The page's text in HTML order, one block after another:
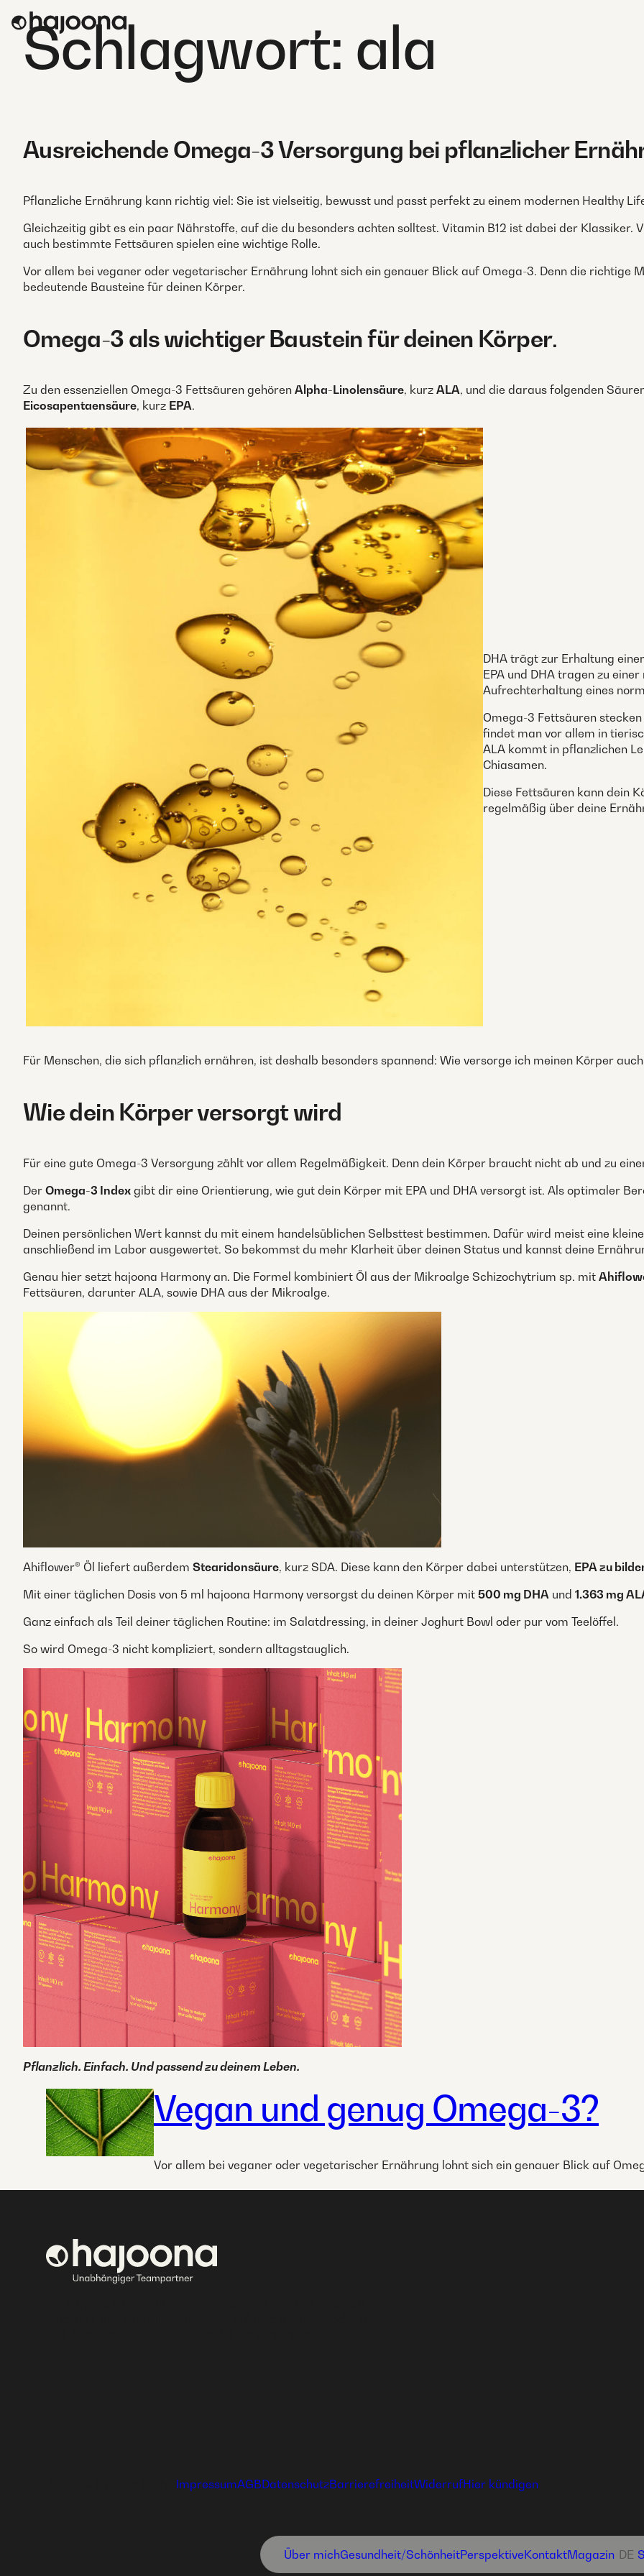
content
Über michGesundheit­/SchönheitPerspektiveKontaktMagazin DE
Schlagwort: ala
Ausreichende Omega-3 Versorgung bei pflanzlicher
Pflanzliche Ernährung kann richtig viel: Sie ist vielseitig, bewusst und passt perfekt zu einem modernen Healthy
Gleichzeitig gibt es ein paar Nährstoffe, auf die du besonders achten solltest. Vitamin B12 ist dabei der Klassiker.
auch bestimmte Fettsäuren spielen eine wichtige Rolle.
Vor allem bei veganer oder vegetarischer Ernährung lohnt sich ein genauer Blick auf Omega-3. Denn die richtige
bedeutende Bausteine für deinen Körper.
Omega-3 als wichtiger Baustein für deinen Körper.
Zu den essenziellen Omega-3 Fettsäuren gehören Alpha-Linolensäure, kurz ALA, und die daraus folgenden
Eicosapentaensäure, kurz EPA.
DHA trägt zur Erhaltung
EPA und DHA tragen zu
Aufrechterhaltung eines
Omega-3 Fettsäuren
findet man vor allem in
ALA kommt in pflanzlichen
Chiasamen.
Diese Fettsäuren kann dein
regelmäßig über deine
Für Menschen, die sich pflanzlich ernähren, ist deshalb besonders spannend: Wie versorge ich meinen Körper
Wie dein Körper versorgt wird
Für eine gute Omega-3 Versorgung zählt vor allem Regelmäßigkeit. Denn dein Körper braucht nicht ab und zu
Der Omega-3 Index gibt dir eine Orientierung, wie gut dein Körper mit EPA und DHA versorgt ist. Als optimaler
genannt.
Deinen persönlichen Wert kannst du mit einem handelsüblichen Selbsttest bestimmen. Dafür wird meist eine
anschließend im Labor ausgewertet. So bekommst du mehr Klarheit über deinen Status und kannst deine
Genau hier setzt hajoona Harmony an. Die Formel kombiniert Öl aus der Mikroalge Schizochytrium sp. mit
Fettsäuren, darunter ALA, sowie DHA aus der Mikroalge.
Ahiflower® Öl liefert außerdem Stearidonsäure, kurz SDA. Diese kann den Körper dabei unterstützen, EPA zu
Mit einer täglichen Dosis von 5 ml hajoona Harmony versorgst du deinen Körper mit 500 mg DHA und 1.363 mg
Ganz einfach als Teil deiner täglichen Routine: im Salatdressing, in deiner Joghurt Bowl oder pur vom Teelöffel.
So wird Omega-3 nicht kompliziert, sondern alltagstauglich.
Pflanzlich. Einfach. Und passend zu deinem Leben.
Vegan und genug Omega-3?
Vor allem bei veganer oder vegetarischer Ernährung lohnt sich ein genauer Blick auf
ImpressumAGBDatenschutzBarrierefreiheitWiderrufHier kündigen